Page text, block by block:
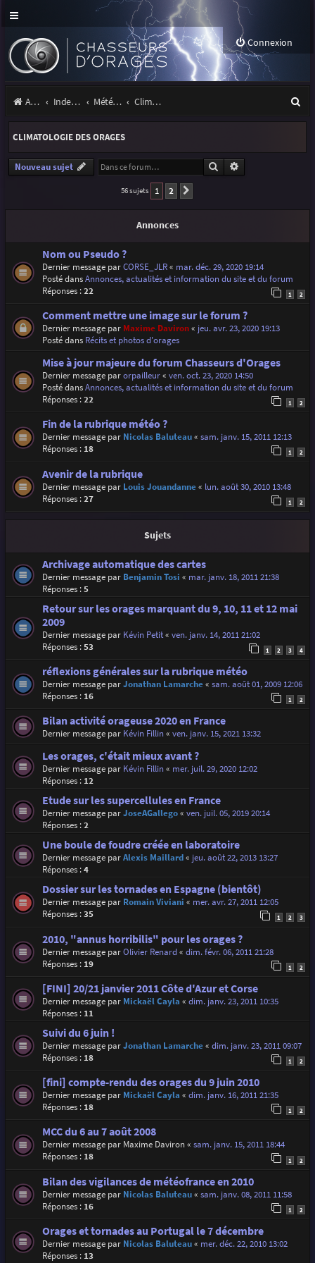
Connexion
Accueil Index du forum Météo et climatologie des orages Climatologie des orages
e
r
CLIMATOLOGIE DES ORAGES
Nouveau sujet Rechercher
56 sujets 1 2
Annonces
Nom ou Pseudo ?
Dernier message parCORSE_JLR« mar. déc. 29, 2020 19:14
Posté dansAnnonces, actualités et information du site et du forum
Réponses :22 1 2
Comment mettre une image sur le forum ?
Dernier message par Maxime Daviron« jeu. avr. 23, 2020 19:13
Posté dans Récits et photos d'orages
Mise à jour majeure du forum Chasseurs d'Orages
Dernier message parorpailleur« ven. oct. 23, 2020 14:50
Posté dansAnnonces, actualités et information du site et du forum
Réponses :22 1 2
Fin de la rubrique météo ?
Dernier message par Nicolas Baluteau« sam. janv. 15, 2011 12:13
Réponses : 18 1 2
Avenir de la rubrique
Dernier message par Louis Jouandanne« lun. août 30, 2010 13:48
Réponses :27 1 2
Sujets
Archivage automatique des cartes
Dernier message par Benjamin Tosi « mar. janv. 18, 2011 21:38
Réponses :5
Retour sur les orages marquant du 9, 10, 11 et 12 mai
2009
Dernier message par Kévin Petit« ven. janv. 14, 2011 21:02
Réponses :53 1 2 3 4
réflexions générales sur la rubrique météo
Dernier message parJonathan Lamarche« sam. août 01, 2009 12:06
Réponses : 16 1 2
Bilan activité orageuse 2020 en France
Dernier message par Kévin Fillin« ven. janv. 15, 2021 13:32
Les orages, c'était mieux avant ?
Dernier message par Kévin Fillin« mer. juil. 29, 2020 12:02
Réponses : 12
Etude sur les supercellules en France
Dernier message parJoseAGallego« ven. juil. 05, 2019 20:14
Réponses :2
Une boule de foudre créée en laboratoire
Dernier message parAlexis Maillard« jeu. août 22, 2013 13:27
Réponses :4
Dossier sur les tornades en Espagne (bientôt)
Dernier message par Romain Viviani « mer. avr. 27, 2011 12:05
Réponses :35 1 2 3
2010, "annus horribilis" pour les orages ?
Dernier message parOlivier Renard« dim. févr. 06, 2011 21:28
Réponses : 19 1 2
[FINI] 20/21 janvier 2011 Côte d'Azur et Corse
Dernier message par Mickaël Cayla « dim. janv. 23, 2011 10:35
Réponses : 11
Suivi du 6 juin !
Dernier message parJonathan Lamarche« dim. janv. 23, 2011 09:07
Réponses : 18 1 2
[fini] compte-rendu des orages du 9 juin 2010
Dernier message par Mickaël Cayla « dim. janv. 16, 2011 21:35
Réponses : 18 1 2
MCC du 6 au 7 août 2008
Dernier message par Maxime Daviron« sam. janv. 15, 2011 18:44
Réponses : 18 1 2
Bilan des vigilances de météofrance en 2010
Dernier message par Nicolas Baluteau« sam. janv. 08, 2011 11:58
Réponses : 16 1 2
Orages et tornades au Portugal le 7 décembre
Dernier message par Nicolas Baluteau« mer. déc. 22, 2010 13:02
Réponses : 13